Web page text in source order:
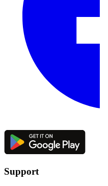
Support